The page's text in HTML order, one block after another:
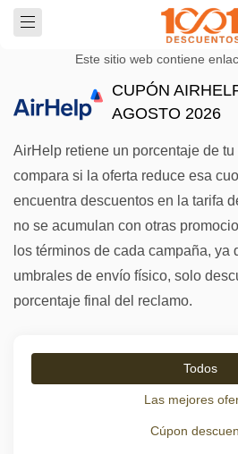
Este sitio web contiene
CUPÓN
AGOSTO 2026
AirHelp retiene un porcentaje de
compara si la oferta reduce esa
encuentra descuentos en la tarifa
no se acumulan con otras
los términos de cada campaña, ya
umbrales de envío físico, solo
porcentaje final del reclamo.
Todos
Las mejores
Cúpon